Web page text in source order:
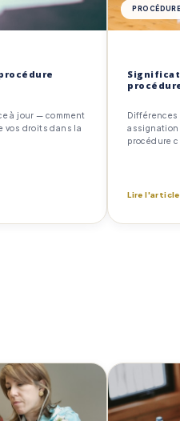
à jour — comment
vos droits dans la
assignation
procédure
Lire l'article